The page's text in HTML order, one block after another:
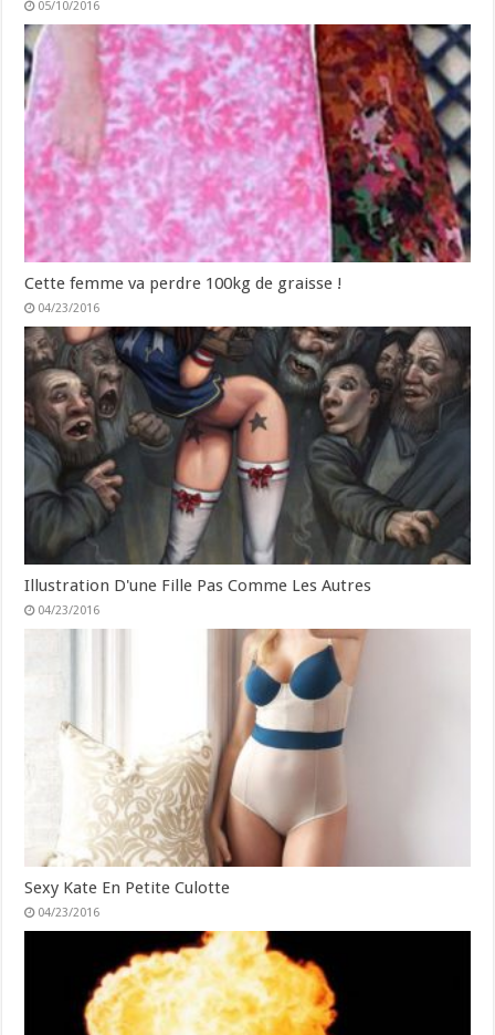
05/10/2016
Cette femme va perdre 100kg de graisse !
04/23/2016
Illustration D'une Fille Pas Comme Les Autres
04/23/2016
Sexy Kate En Petite Culotte
04/23/2016